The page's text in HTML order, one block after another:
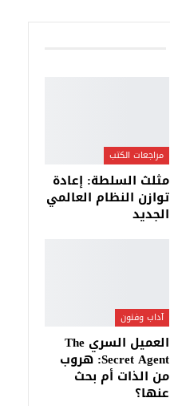
مراجعات الكتب
مثلث السلطة: إعادة
توازن النظام العالمي
الجديد
آداب وفنون
العميل السري The
Secret Agent: هروب
من الذات أم بحث
عنها؟